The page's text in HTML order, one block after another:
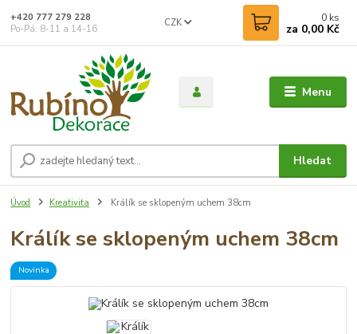
Menu
CZK
Hledat
+420 777 279 228
Po-Pá: 8-11 a 14-16
0 ks
za 0,00 Kč
Úvod Kreativita Králík se sklopeným uchem 38cm
Králík se sklopeným uchem 38cm
Novinka